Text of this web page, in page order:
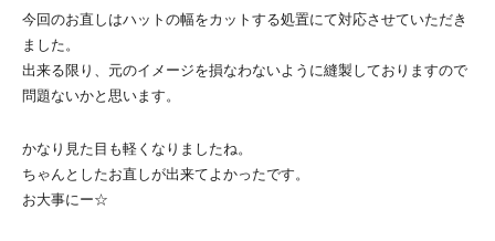
今回のお直しはハットの幅をカットする処置にて対応させていただき
ました。
出来る限り、元のイメージを損なわないように縫製しておりますので
問題ないかと思います。
かなり見た目も軽くなりましたね。
ちゃんとしたお直しが出来てよかったです。
お大事にー☆